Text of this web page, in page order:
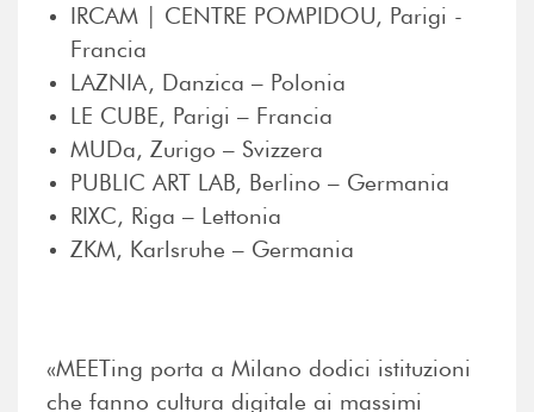
IRCAM | CENTRE POMPIDOU, Parigi -
Francia
LAZNIA, Danzica – Polonia
LE CUBE, Parigi – Francia
MUDa, Zurigo – Svizzera
PUBLIC ART LAB, Berlino – Germania
RIXC, Riga – Lettonia
ZKM, Karlsruhe – Germania
«MEETing porta a Milano dodici istituzioni
che fanno cultura digitale ai massimi